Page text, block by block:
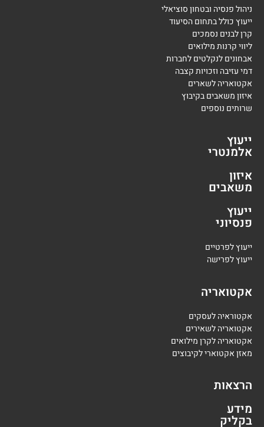
ניהול פנסיה ובטחון סוציאלי
ייעוץ כולל בתחום הסיעוד
קרן לבנים נסמכים
ליווי קרנות מילואים
אבחונים לנקלטים לחברות
דמי עזיבה וזכויות קצבה
אקטואריה לשארים
איזון משאבים בקיבוץ
שרותים נוספים
ייעוץ
אלמנטרי
איזון
משאבים
ייעוץ
פנסיוני
ייעוץ לפרטיים
ייעוץ לפרישה
אקטואריה
אקטוראיה לעסקים
אקטואריה לשאירים
אקטואריה לקרן מילואים
מאזן אקטוארי לקיבוצים
הרצאות
מידע
בקליק